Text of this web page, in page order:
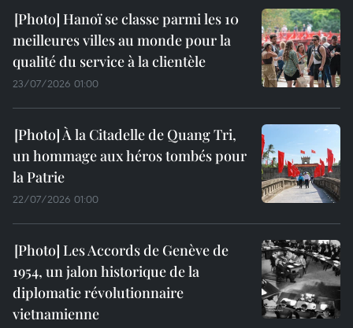
Hanoï se classe parmi les 10
meilleures villes au monde pour la
qualité du service à la clientèle
23/07/2026 01:00
À la Citadelle de Quang Tri,
un hommage aux héros tombés pour
la Patrie
22/07/2026 01:00
Les Accords de Genève de
1954, un jalon historique de la
diplomatie révolutionnaire
vietnamienne